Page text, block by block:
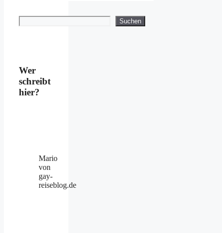
Suchen Suchen
Wer
schreibt
hier?
Mario
von
gay-
reiseblog.de